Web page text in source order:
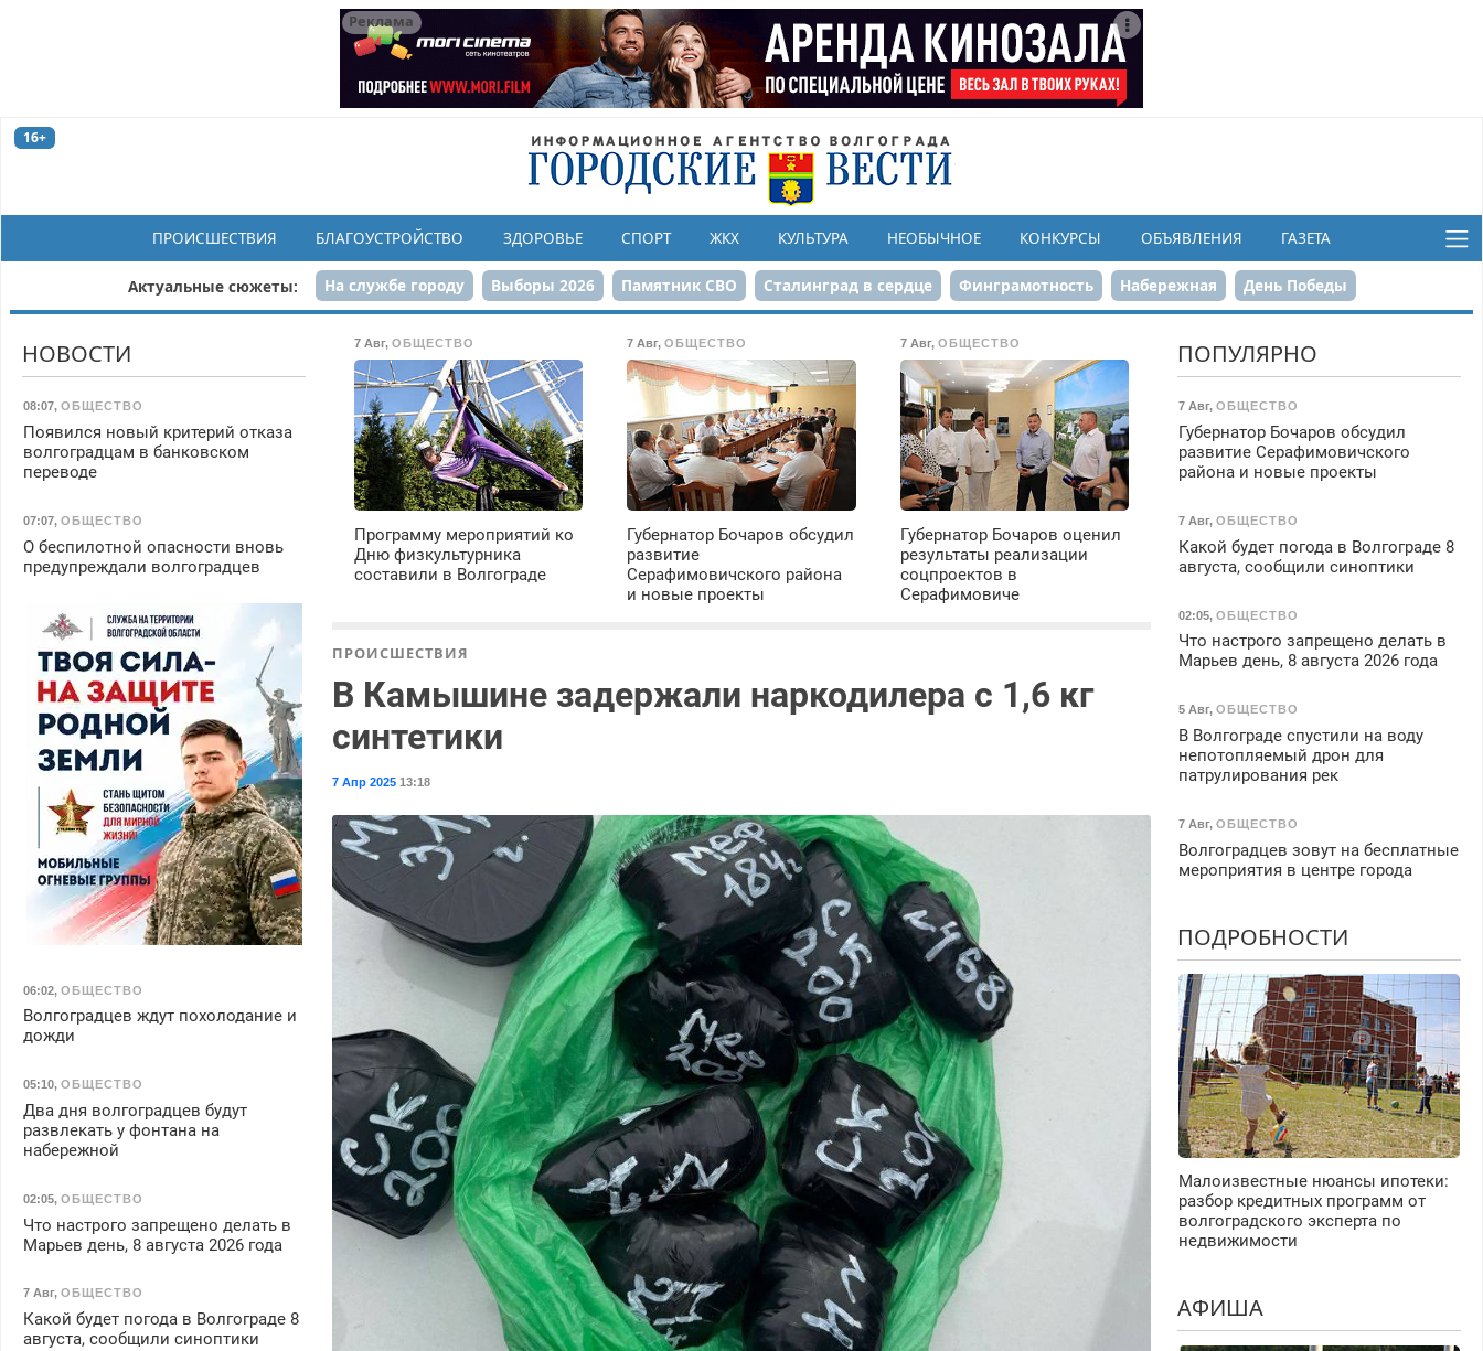
Реклама
16+
ПРОИСШЕСТВИЯ БЛАГОУСТРОЙСТВО ЗДОРОВЬЕ СПОРТ ЖКХ КУЛЬТУРА НЕОБЫЧНОЕ КОНКУРСЫ ОБЪЯВЛЕНИЯ ГАЗЕТА
Актуальные сюжеты: На службе городу Выборы 2026 Памятник СВО Сталинград в сердце Финграмотность Набережная День Победы
Реконструкция ЦПКиО 80-летие Победы Парк Героев-летчиков
7 Авг,ОБЩЕСТВО
Программу мероприятий ко
Дню физкультурника
составили в Волгограде
7 Авг,ОБЩЕСТВО
Губернатор Бочаров обсудил
развитие
Серафимовичского района
и новые проекты
7 Авг, ОБЩЕСТВО
Губернатор Бочаров оценил
результаты реализации
соцпроектов в
Серафимовиче
ПРОИСШЕСТВИЯ
В Камышине задержали наркодилера с 1,6 кг
синтетики
7 Апр 2025 13:18
НОВОСТИ
08:07, ОБЩЕСТВО
Появился новый критерий отказа
волгоградцам в банковском
переводе
07:07, ОБЩЕСТВО
О беспилотной опасности вновь
предупреждали волгоградцев
06:02, ОБЩЕСТВО
Волгоградцев ждут похолодание и
дожди
05:10, ОБЩЕСТВО
Два дня волгоградцев будут
развлекать у фонтана на
набережной
02:05, ОБЩЕСТВО
Что настрого запрещено делать в
Марьев день, 8 августа 2026 года
7 Авг, ОБЩЕСТВО
Какой будет погода в Волгограде 8
августа, сообщили синоптики
ПОПУЛЯРНО
7 Авг, ОБЩЕСТВО
Губернатор Бочаров обсудил
развитие Серафимовичского
района и новые проекты
7 Авг, ОБЩЕСТВО
Какой будет погода в Волгограде 8
августа, сообщили синоптики
02:05, ОБЩЕСТВО
Что настрого запрещено делать в
Марьев день, 8 августа 2026 года
5 Авг, ОБЩЕСТВО
В Волгограде спустили на воду
непотопляемый дрон для
патрулирования рек
7 Авг, ОБЩЕСТВО
Волгоградцев зовут на бесплатные
мероприятия в центре города
ПОДРОБНОСТИ
Малоизвестные нюансы ипотеки:
разбор кредитных программ от
волгоградского эксперта по
недвижимости
АФИША